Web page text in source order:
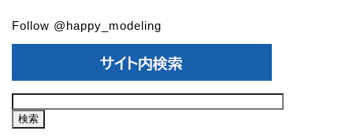
Follow @happy_modeling